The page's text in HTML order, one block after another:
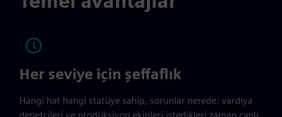
Her seviye için şeffaflık
Hangi hat hangi statüye sahip, sorunlar nerede: vardiya